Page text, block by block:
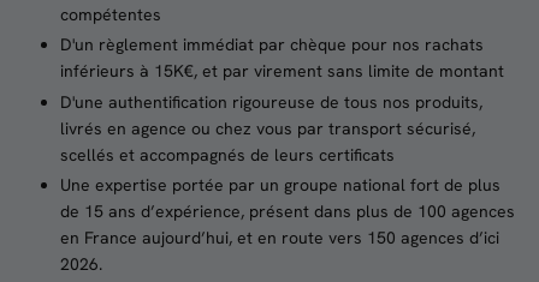
compétentes
D'un règlement immédiat par chèque pour nos rachats
inférieurs à 15K€, et par virement sans limite de montant
D'une authentification rigoureuse de tous nos produits,
livrés en agence ou chez vous par transport sécurisé,
scellés et accompagnés de leurs certificats
Une expertise portée par un groupe national fort de plus
de 15 ans d’expérience, présent dans plus de 100 agences
en France aujourd’hui, et en route vers 150 agences d’ici
2026.